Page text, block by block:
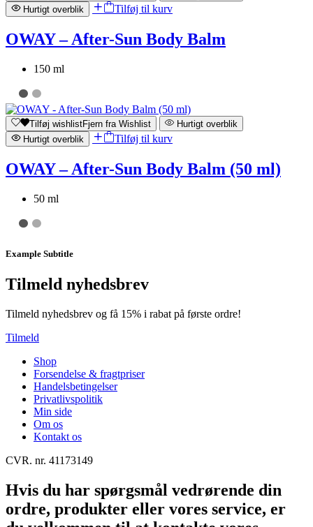
Hurtigt overblik
Tilføj til kurv
OWAY – After-Sun Body Balm
150 ml
Tilføj wishlistFjern fra Wishlist
Hurtigt overblik
Hurtigt overblik
Tilføj til kurv
OWAY – After-Sun Body Balm (50 ml)
50 ml
Example Subtitle
Tilmeld nyhedsbrev
Tilmeld nyhedsbrev og få 15% i rabat på første ordre!
Tilmeld
Shop
Forsendelse & fragtpriser
Handelsbetingelser
Privatlivspolitik
Min side
Om os
Kontakt os
CVR. nr. 41173149
Hvis du har spørgsmål vedrørende din
ordre, produkter eller vores service, er